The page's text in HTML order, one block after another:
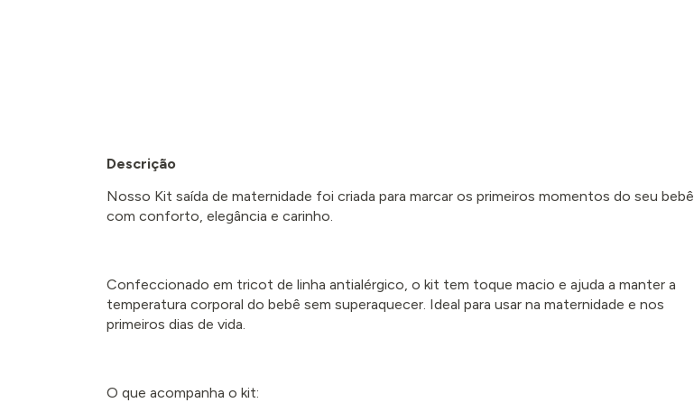
Descrição
Nosso Kit saída de maternidade foi criada para marcar os primeiros momentos do seu bebê
com conforto, elegância e carinho.
Confeccionado em tricot de linha antialérgico, o kit tem toque macio e ajuda a manter a
temperatura corporal do bebê sem superaquecer. Ideal para usar na maternidade e nos
primeiros dias de vida.
O que acompanha o kit: